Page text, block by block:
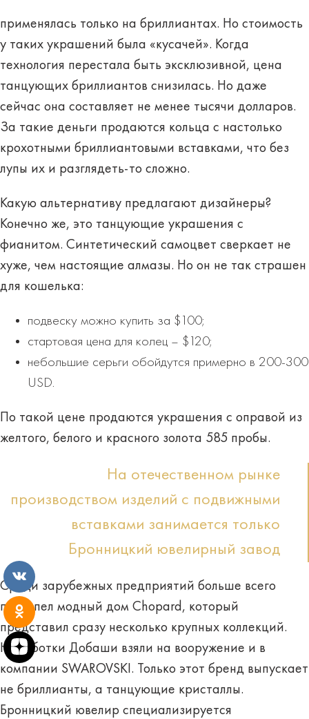
применялась только на бриллиантах. Но стоимость
у таких украшений была «кусачей». Когда
технология перестала быть эксклюзивной, цена
танцующих бриллиантов снизилась. Но даже
сейчас она составляет не менее тысячи долларов.
За такие деньги продаются кольца с настолько
крохотными бриллиантовыми вставками, что без
лупы их и разглядеть-то сложно.
Какую альтернативу предлагают дизайнеры?
Конечно же, это танцующие украшения с
фианитом. Синтетический самоцвет сверкает не
хуже, чем настоящие алмазы. Но он не так страшен
для кошелька:
подвеску можно купить за $100;
стартовая цена для колец – $120;
небольшие серьги обойдутся примерно в 200-300
USD.
По такой цене продаются украшения с оправой из
желтого, белого и красного золота 585 пробы.
На отечественном рынке
производством изделий с подвижными
вставками занимается только
Бронницкий ювелирный завод
Среди зарубежных предприятий больше всего
преуспел модный дом Chopard, который
представил сразу несколько крупных коллекций.
Наработки Добаши взяли на вооружение и в
компании SWAROVSKI. Только этот бренд выпускает
не бриллианты, а танцующие кристаллы.
Бронницкий ювелир специализируется